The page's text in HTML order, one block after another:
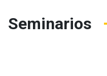
Seminarios